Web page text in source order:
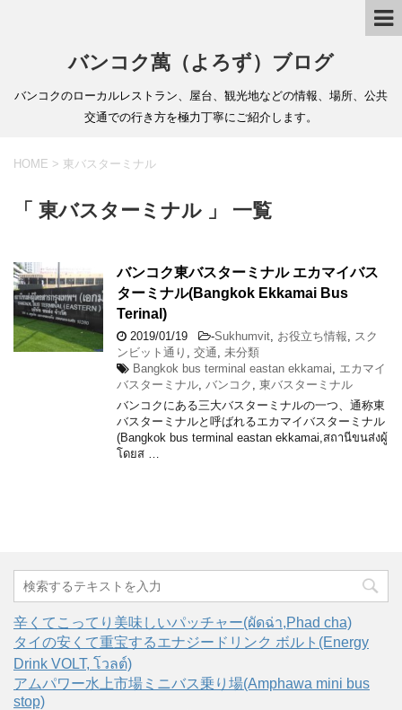
バンコク萬（よろず）ブログ
バンコクのローカルレストラン、屋台、観光地などの情報、場所、公共
交通での行き方を極力丁寧にご紹介します。
HOME > 東バスターミナル
「 東バスターミナル 」 一覧
バンコク東バスターミナル エカマイバス
ターミナル(Bangkok Ekkamai Bus
Terinal)
2019/01/19 -Sukhumvit お役立ち情報
スク
ンビット通り
交通
未分類
Bangkok bus terminal eastan ekkamai
エカマイ
バスターミナル バンコク
東バスターミナル
バンコクにある三大バスターミナルの一つ、通称東
バスターミナルと呼ばれるエカマイバスターミナル
(Bangkok bus terminal eastan ekkamai,สถานีขนส่งผู้
โดยส …
辛くてこってり美味しいパッチャー(ผัดฉ่า,Phad cha)
タイの安くて重宝するエナジードリンク ボルト(Energy
Drink VOLT, โวลต์)
アムパワー水上市場ミニバス乗り場(Amphawa mini bus
stop)